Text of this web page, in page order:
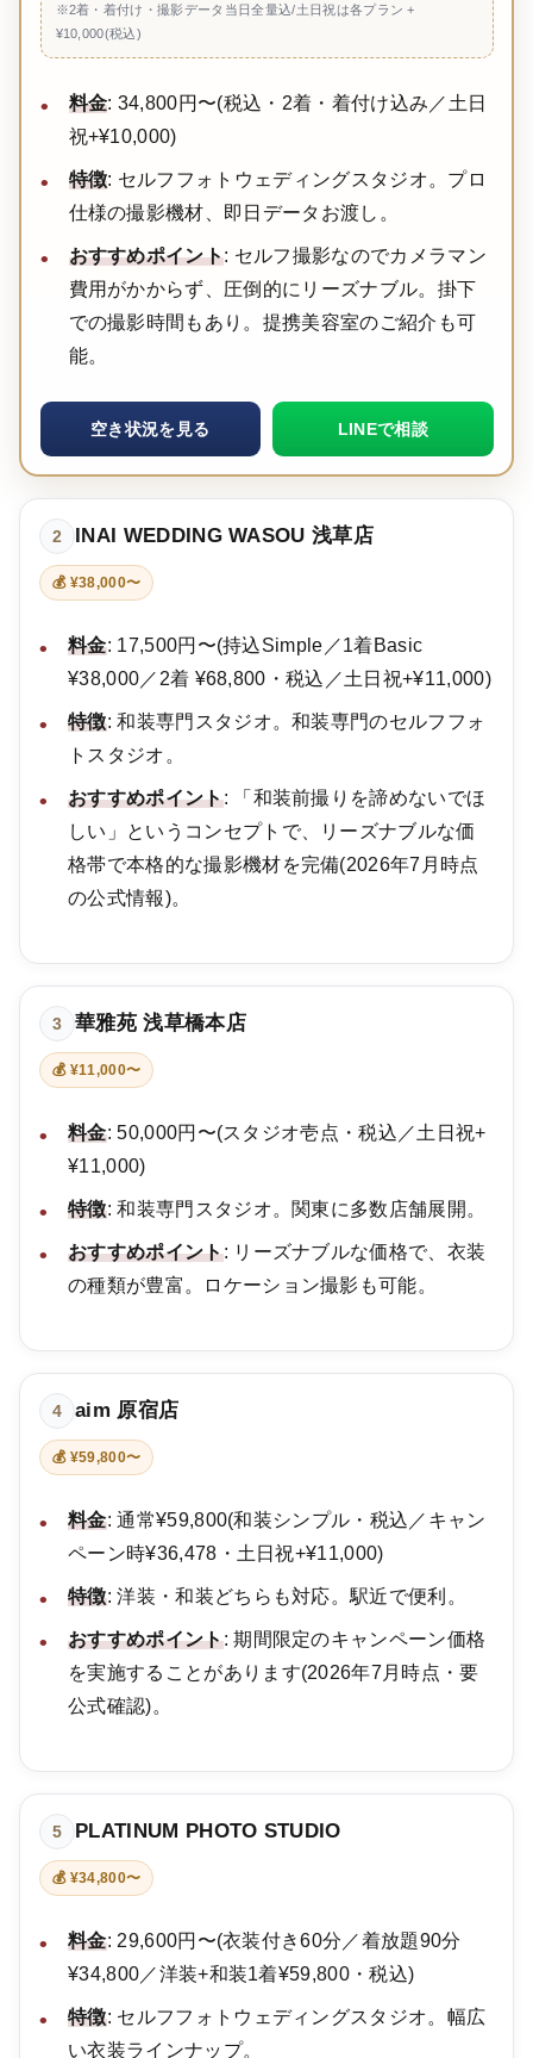
※2着・着付け・撮影データ当日全量込/土日祝は各プラン +
¥10,000(税込)
料金: 34,800円〜(税込・2着・着付け込み／土日
祝+¥10,000)
特徴: セルフフォトウェディングスタジオ。プロ
仕様の撮影機材、即日データお渡し。
おすすめポイント: セルフ撮影なのでカメラマン
費用がかからず、圧倒的にリーズナブル。掛下
での撮影時間もあり。提携美容室のご紹介も可
能。
空き状況を見る LINEで相談
2 INAI WEDDING WASOU 浅草店
💰 ¥38,000〜
料金: 17,500円〜(持込Simple／1着Basic
¥38,000／2着 ¥68,800・税込／土日祝+¥11,000)
特徴: 和装専門スタジオ。和装専門のセルフフォ
トスタジオ。
おすすめポイント: 「和装前撮りを諦めないでほ
しい」というコンセプトで、リーズナブルな価
格帯で本格的な撮影機材を完備(2026年7月時点
の公式情報)。
3 華雅苑 浅草橋本店
💰 ¥11,000〜
料金: 50,000円〜(スタジオ壱点・税込／土日祝+
¥11,000)
特徴: 和装専門スタジオ。関東に多数店舗展開。
おすすめポイント: リーズナブルな価格で、衣装
の種類が豊富。ロケーション撮影も可能。
4 aim 原宿店
💰 ¥59,800〜
料金: 通常¥59,800(和装シンプル・税込／キャン
ペーン時¥36,478・土日祝+¥11,000)
特徴: 洋装・和装どちらも対応。駅近で便利。
おすすめポイント: 期間限定のキャンペーン価格
を実施することがあります(2026年7月時点・要
公式確認)。
5 PLATINUM PHOTO STUDIO
💰 ¥34,800〜
料金: 29,600円〜(衣装付き60分／着放題90分
¥34,800／洋装+和装1着¥59,800・税込)
特徴: セルフフォトウェディングスタジオ。幅広
い衣装ラインナップ。